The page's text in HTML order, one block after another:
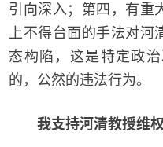
引向深入；第四，有重
上不得台面的手法对河
态构陷，这是特定政
的，公然的违法行为。
我支持河清教授维权